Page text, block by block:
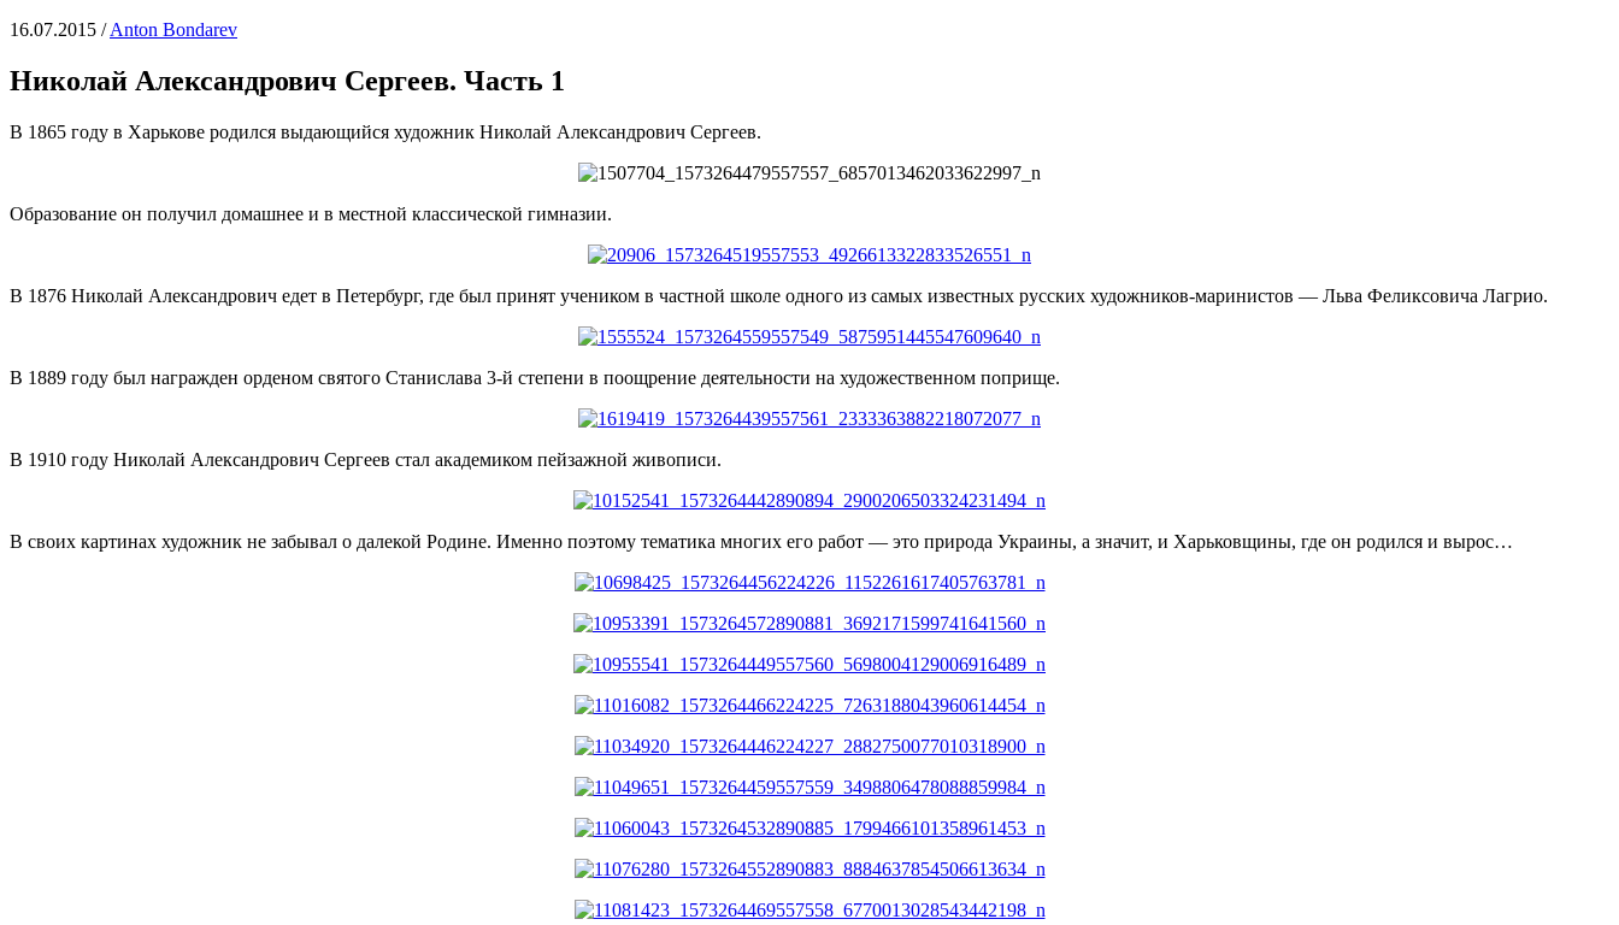
16.07.2015 /Anton Bondarev
Николай Александрович Сергеев. Часть 1
В 1865 году в Харькове родился выдающийся художник Николай Александрович Сергеев.
Образование он получил домашнее и в местной классической гимназии.
В 1876 Николай Александрович едет в Петербург, где был принят учеником в частной школе одного из самых известных русских художников-маринистов — Льва Феликсовича Лагрио.
В 1889 году был награжден орденом святого Станислава 3-й степени в поощрение деятельности на художественном поприще.
В 1910 году Николай Александрович Сергеев стал академиком пейзажной живописи.
В своих картинах художник не забывал о далекой Родине. Именно поэтому тематика многих его работ — это природа Украины, а значит, и Харьковщины, где он родился и вырос…